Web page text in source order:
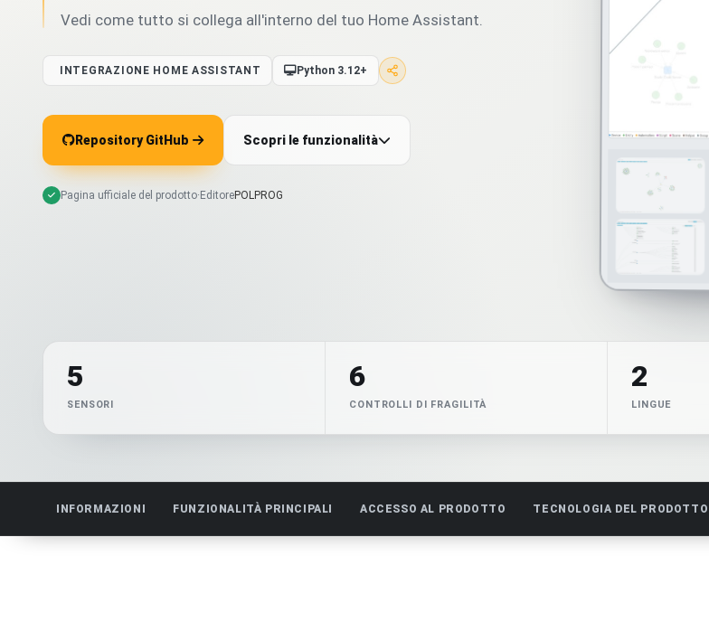
Vedi come tutto si collega all'interno del tuo Home Assistant.
INTEGRAZIONE HOME ASSISTANT Python 3.12+
Repository GitHub Scopri le funzionalità
Pagina ufficiale del prodotto·EditorePOLPROG
5
SENSORI
6
CONTROLLI DI FRAGILITÀ
2
LINGUE
INFORMAZIONI FUNZIONALITÀ PRINCIPALI ACCESSO AL PRODOTTO TECNOLOGIA DEL PRODOTTO